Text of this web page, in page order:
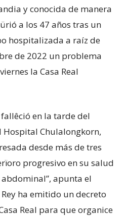
y conocida de manera
a los 47 años tras un
hospitalizada a raíz de
de 2022 un problema
la Casa Real
en la tarde del
Hospital Chulalongkorn,
desde más de tres
progresivo en su salud
apunta el
ha emitido un decreto
Real para que organice